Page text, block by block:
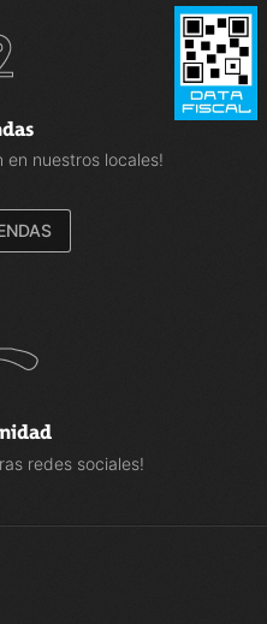
en nuestros locales!
redes sociales!